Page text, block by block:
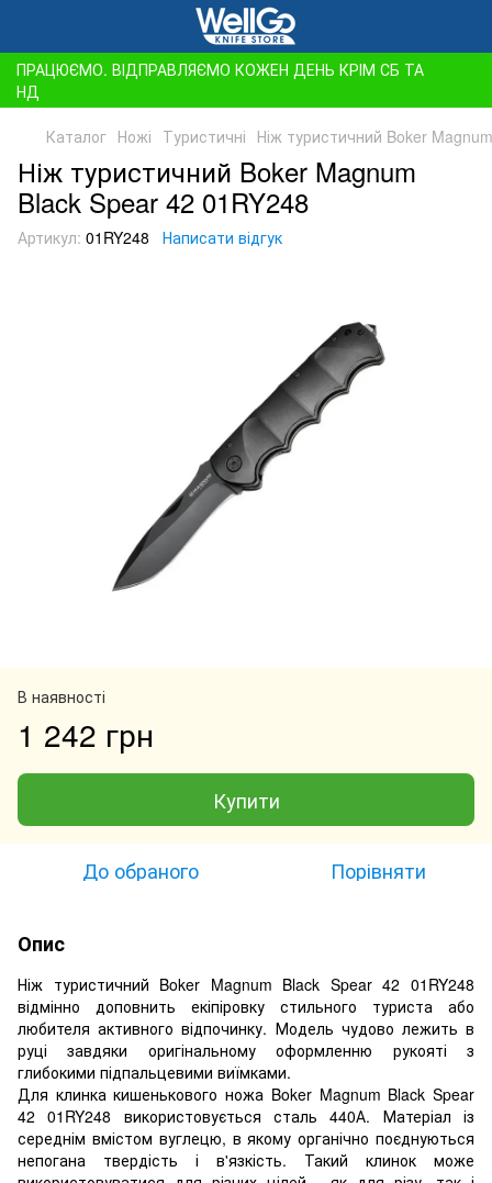
ПРАЦЮЄМО. ВІДПРАВЛЯЄМО КОЖЕН ДЕНЬ КРІМ СБ ТА
НД
Каталог Ножі Туристичні Ніж туристичний Boker
Ніж туристичний Boker Magnum
Black Spear 42 01RY248
Артикул: 01RY248 Написати відгук
В наявності
1 242 грн
Купити
До обраного Порівняти
Опис
Ніж туристичний Boker Magnum Black Spear 42 01RY248
відмінно доповнить екіпіровку стильного туриста або
любителя активного відпочинку. Модель чудово лежить в
руці завдяки оригінальному оформленню рукояті з
глибокими підпальцевими виїмками.
Для клинка кишенькового ножа Boker Magnum Black Spear
42 01RY248 використовується сталь 440А. Матеріал із
середнім вмістом вуглецю, в якому органічно поєднуються
непогана твердість і в'язкість. Такий клинок може